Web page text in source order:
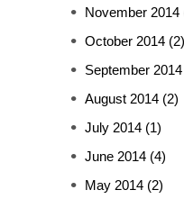
November 2014
October 2014 (2)
September 2014
August 2014 (2)
July 2014 (1)
June 2014 (4)
May 2014 (2)